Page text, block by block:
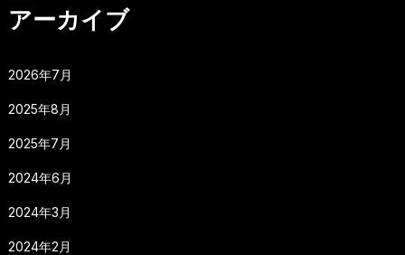
アーカイブ
2026年7月
2025年8月
2025年7月
2024年6月
2024年3月
2024年2月